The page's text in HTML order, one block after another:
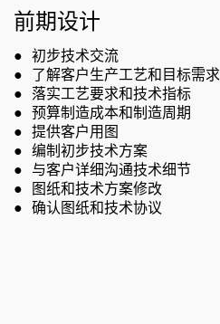
前期设计
●
初步技术交流
●
了解客户生产工艺和目标需求
●
落实工艺要求和技术指标
●
预算制造成本和制造周期
●
提供客户用图
●
编制初步技术方案
●
与客户详细沟通技术细节
●
图纸和技术方案修改
●
确认图纸和技术协议